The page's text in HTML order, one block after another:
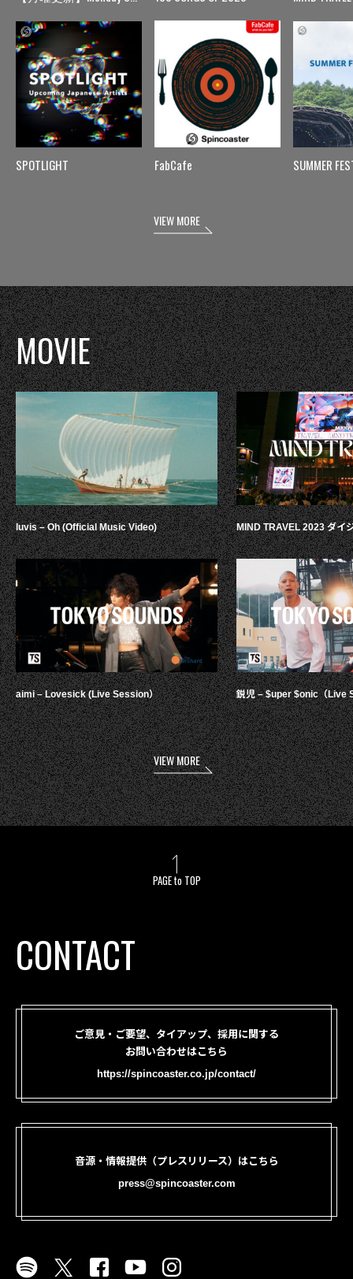
SPOTLIGHT FabCafe SUMMER
VIEW MORE
MOVIE
luvis – Oh (Official Music Video)
aimi – Lovesick (Live Session）
MIND TRAVEL 2023 ダイ
鋭児 – $uper $onic（Live
VIEW MORE
PAGE to TOP
CONTACT
ご意見・ご要望、タイアップ、採用に関する
お問い合わせはこちら
https://spincoaster.co.jp/contact/
音源・情報提供（プレスリリース）はこちら
press@spincoaster.com